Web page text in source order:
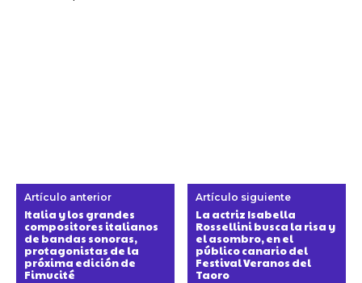
Artículo anterior
Italia y los grandes
compositores italianos
de bandas sonoras,
protagonistas de la
próxima edición de
Fimucité
Artículo siguiente
La actriz Isabella
Rossellini busca la risa y
el asombro, en el
público canario del
Festival Veranos del
Taoro